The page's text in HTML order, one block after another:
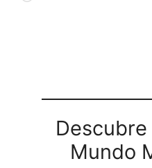
Mundo